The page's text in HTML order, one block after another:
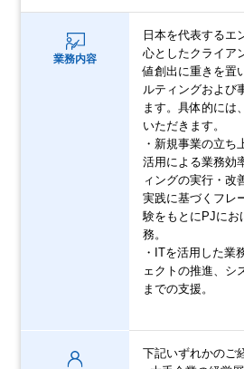
業務内容
日本を代表するエ
心としたクライア
値創出に重きを置
ルティングおよび
ます。具体的には
いただきます。
・新規事業の立ち
活用による業務効
ィングの実行・改
実践に基づくフレ
験をもとにPJにお
務。
・ITを活用した業
ェクトの推進、シ
までの支援。
下記いずれかのご